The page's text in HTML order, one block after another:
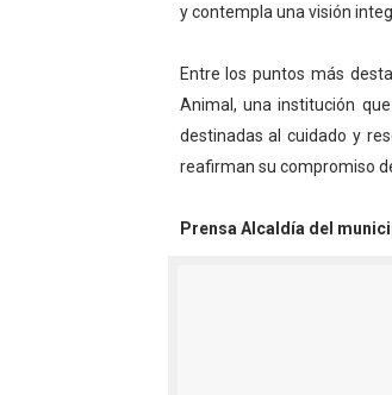
y contempla una visión
Entre los puntos más
Animal, una institución
destinadas al cuidado y
reafirman su compromiso
Prensa Alcaldía del